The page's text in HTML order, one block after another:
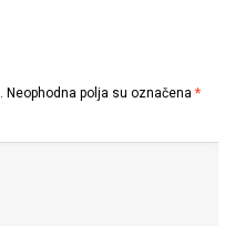
Neophodna polja su označena *